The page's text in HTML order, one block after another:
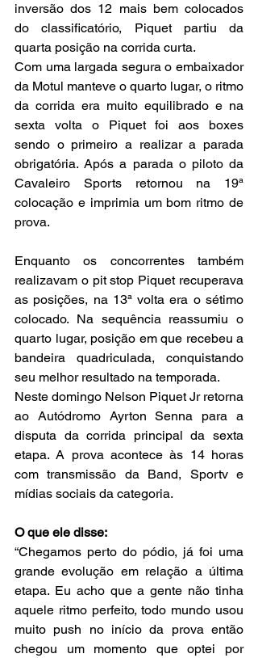
inversão dos 12 mais bem colocados
do classificatório, Piquet partiu da
quarta posição na corrida curta.
Com uma largada segura o embaixador
da Motul manteve o quarto lugar, o ritmo
da corrida era muito equilibrado e na
sexta volta o Piquet foi aos boxes
sendo o primeiro a realizar a parada
obrigatória. Após a parada o piloto da
Cavaleiro Sports retornou na 19ª
colocação e imprimia um bom ritmo de
prova.
Enquanto os concorrentes também
realizavam o pit stop Piquet recuperava
as posições, na 13ª volta era o sétimo
colocado. Na sequência reassumiu o
quarto lugar, posição em que recebeu a
bandeira quadriculada, conquistando
seu melhor resultado na temporada.
Neste domingo Nelson Piquet Jr retorna
ao Autódromo Ayrton Senna para a
disputa da corrida principal da sexta
etapa. A prova acontece às 14 horas
com transmissão da Band, Sportv e
mídias sociais da categoria.
O que ele disse:
“Chegamos perto do pódio, já foi uma
grande evolução em relação a última
etapa. Eu acho que a gente não tinha
aquele ritmo perfeito, todo mundo usou
muito push no início da prova então
chegou um momento que optei por